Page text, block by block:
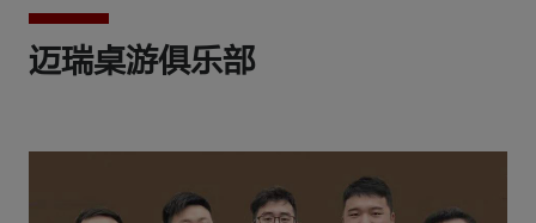
迈瑞桌游俱乐部